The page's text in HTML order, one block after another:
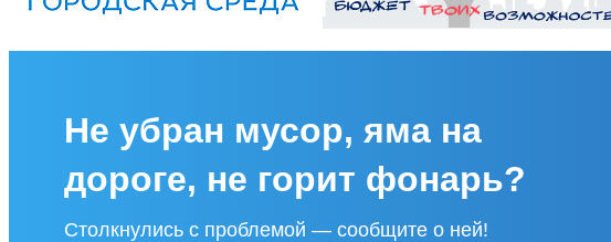
Не убран мусор, яма на
дороге, не горит фонарь?
Столкнулись с проблемой — сообщите о ней!